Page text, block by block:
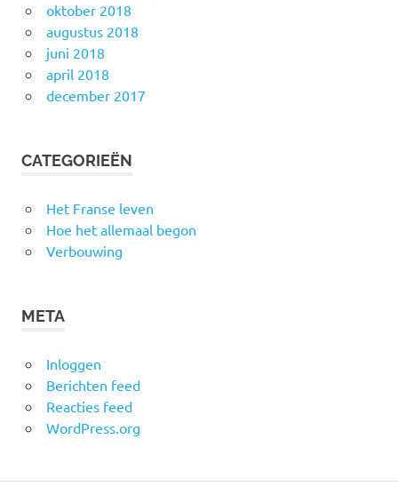
oktober 2018
augustus 2018
juni 2018
april 2018
december 2017
CATEGORIEËN
Het Franse leven
Hoe het allemaal begon
Verbouwing
META
Inloggen
Berichten feed
Reacties feed
WordPress.org